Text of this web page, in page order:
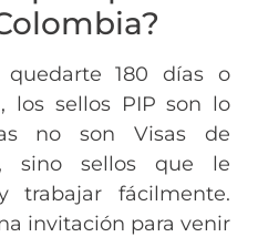
quedarte 180 días o
los sellos PIP son lo
no son Visas de
sino sellos que le
trabajar fácilmente.
invitación para venir